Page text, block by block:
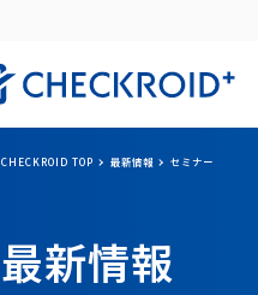
CHECKROID TOP 最新情報 セミナー
最新情報